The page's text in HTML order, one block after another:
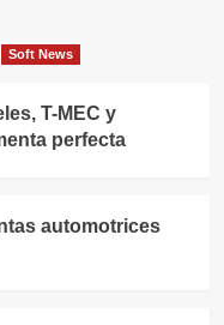
Soft News
T-MEC y
perfecta
automotrices